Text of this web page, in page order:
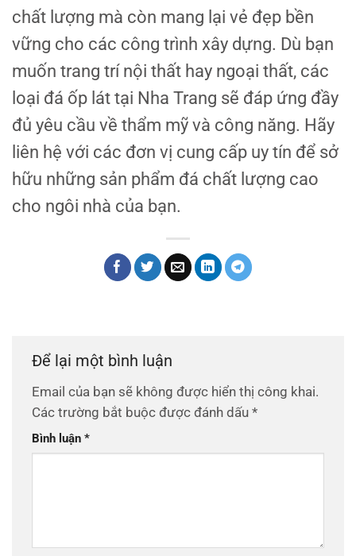
chất lượng mà còn mang lại vẻ đẹp bền
vững cho các công trình xây dựng. Dù bạn
muốn trang trí nội thất hay ngoại thất, các
loại đá ốp lát tại Nha Trang sẽ đáp ứng đầy
đủ yêu cầu về thẩm mỹ và công năng. Hãy
liên hệ với các đơn vị cung cấp uy tín để sở
hữu những sản phẩm đá chất lượng cao
cho ngôi nhà của bạn.
Để lại một bình luận
Email của bạn sẽ không được hiển thị công khai.
Các trường bắt buộc được đánh dấu *
Bình luận *